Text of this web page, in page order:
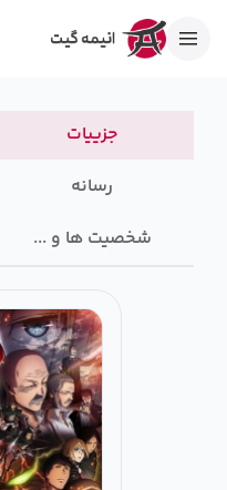
جزییات
رسانه‌
شخصیت ها و ...